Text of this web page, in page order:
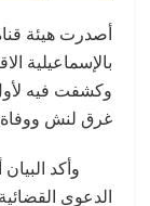
أصدرت هيئة
بالإسماعيلية
وكشفت فيه
غرق لنش ووفاة
وأكد